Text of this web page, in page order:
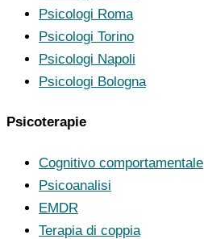
Psicologi Roma
Psicologi Torino
Psicologi Napoli
Psicologi Bologna
Psicoterapie
Cognitivo comportamentale
Psicoanalisi
EMDR
Terapia di coppia